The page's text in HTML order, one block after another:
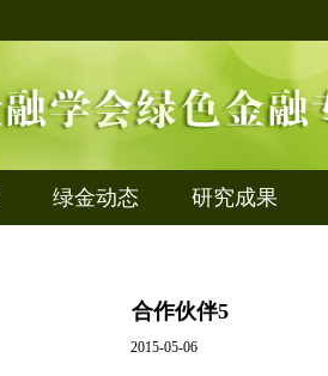
绿金动态 研究成果
合作伙伴5
2015-05-06